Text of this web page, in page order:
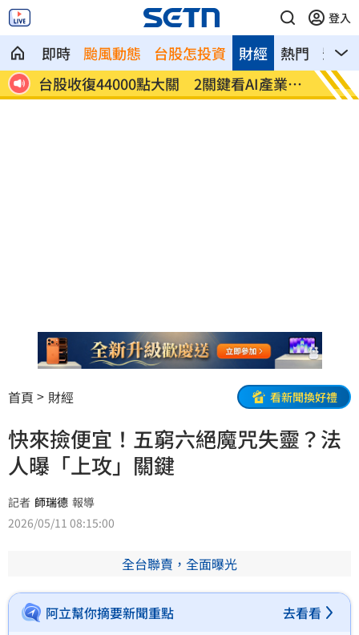
登入
即時 颱風動態 台股怎投資 熱門 影音
財經
台股收復44000點大關 2關鍵看AI產業發
展
他見
歲
首頁 財經 看新聞換好禮
快來撿便宜！五窮六絕魔咒失靈？法
人曝「上攻」關鍵
記者 師瑞德 報導
2026/05/11 08:15:00
全台聯賣，全面曝光
阿立幫你摘要新聞重點 去看看